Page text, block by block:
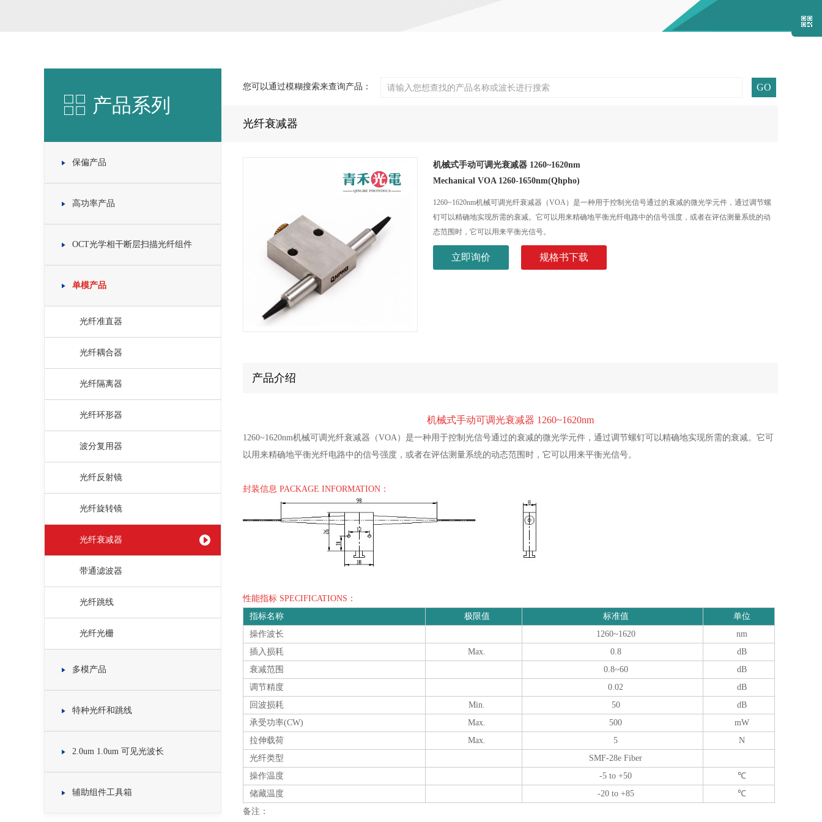
产品系列
保偏产品
高功率产品
OCT光学相干断层扫描光纤组件
单模产品
光纤准直器
光纤耦合器
光纤隔离器
光纤环形器
波分复用器
光纤反射镜
光纤旋转镜
光纤衰减器
带通滤波器
光纤跳线
光纤光栅
多模产品
特种光纤和跳线
2.0um 1.0um 可见光波长
辅助组件工具箱
您可以通过模糊搜索来查询产品：
光纤衰减器
机械式手动可调光衰减器 1260~1620nm
Mechanical VOA 1260-1650nm(Qhpho)
1260~1620nm机械可调光纤衰减器（VOA）是一种用于控制光信号通过的衰减的微光学元件，通过调节螺
钉可以精确地实现所需的衰减。它可以用来精确地平衡光纤电路中的信号强度，或者在评估测量系统的动
态范围时，它可以用来平衡光信号。
产品介绍
机械式手动可调光衰减器 1260~1620nm
1260~1620nm机械可调光纤衰减器（VOA）是一种用于控制光信号通过的衰减的微光学元件，通过调节螺钉可以精确地实现所需的衰减。它可
以用来精确地平衡光纤电路中的信号强度，或者在评估测量系统的动态范围时，它可以用来平衡光信号。
封装信息 PACKAGE INFORMATION：
性能指标 SPECIFICATIONS：
指标名称
极限值 标准值
单位
操作波长
1260~1620
nm
插入损耗
Max. 0.8
dB
衰减范围
0.8~60
dB
调节精度
0.02
dB
回波损耗
Min. 50
dB
承受功率(CW)
Max. 500
mW
拉伸载荷
Max. 5
N
光纤类型
SMF-28e Fiber
操作温度
-5 to +50
℃
储藏温度
-20 to +85
℃
备注：